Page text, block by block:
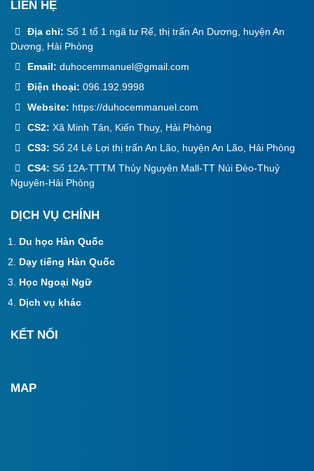
LIÊN HỆ
Địa chỉ: Số 1 tổ 1 ngã tư Rế, thị trấn An Dương, huyện An
Dương, Hải Phòng
Email: duhocemmanuel@gmail.com
Điện thoại: 096.192.9998
Website: https://duhocemmanuel.com
CS2: Xã Minh Tân, Kiến Thuỵ, Hải Phòng
CS3: Số 24 Lê Lợi thị trấn An Lão, huyện An Lão, Hải Phòng
CS4: Số 12A-TTTM Thủy Nguyên Mall-TT Núi Đèo-Thuỷ
Nguyên-Hải Phòng
DỊCH VỤ CHÍNH
Du học Hàn Quốc
Dạy tiếng Hàn Quốc
Học Ngoại Ngữ
Dịch vụ khác
KẾT NỐI
MAP